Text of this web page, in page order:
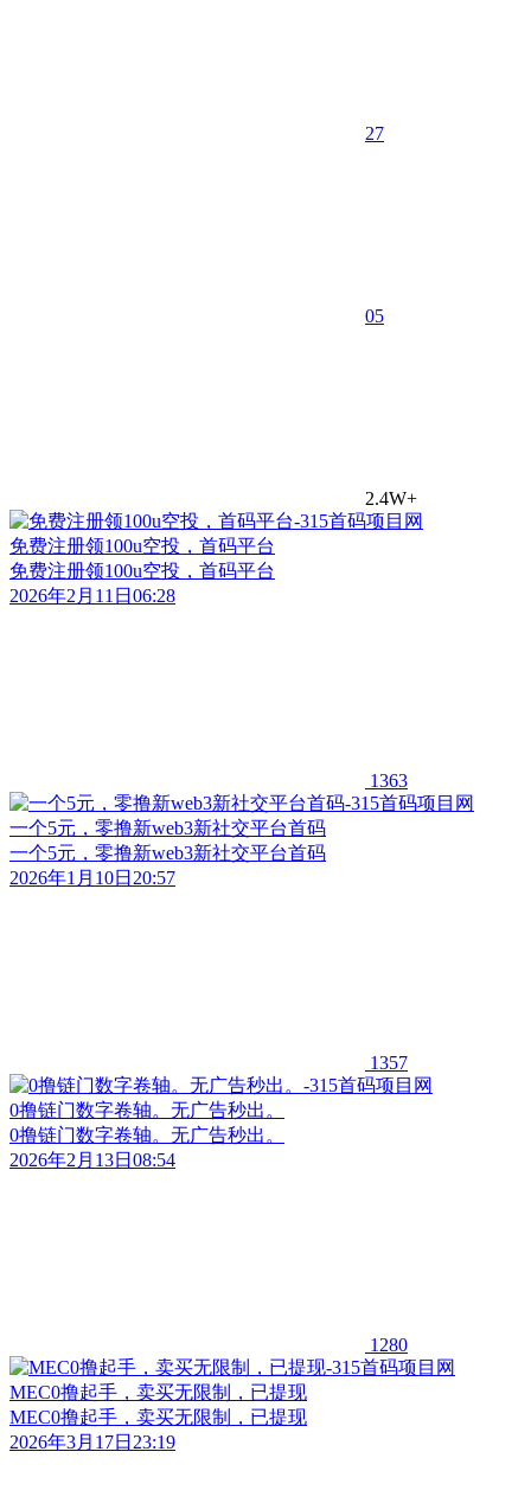
27
05
2.4W+
免费注册领100u空投，首码平台
免费注册领100u空投，首码平台
2026年2月11日06:28
1363
一个5元，零撸新web3新社交平台首码
一个5元，零撸新web3新社交平台首码
2026年1月10日20:57
1357
0撸链门数字卷轴。无广告秒出。
0撸链门数字卷轴。无广告秒出。
2026年2月13日08:54
1280
MEC0撸起手，卖买无限制，已提现
MEC0撸起手，卖买无限制，已提现
2026年3月17日23:19